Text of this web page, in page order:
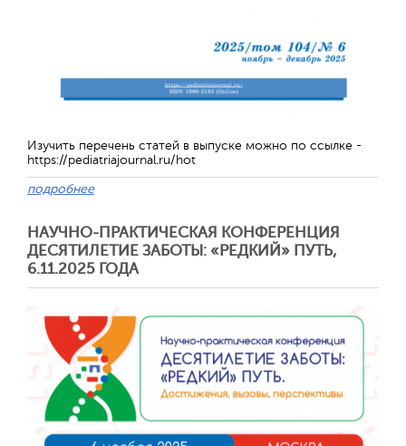
Изучить перечень статей в выпуске можно по ссылке -
https://pediatriajournal.ru/hot
подробнее
НАУЧНО-ПРАКТИЧЕСКАЯ КОНФЕРЕНЦИЯ
ДЕСЯТИЛЕТИЕ ЗАБОТЫ: «РЕДКИЙ» ПУТЬ,
6.11.2025 ГОДА
Обратная
Отправить